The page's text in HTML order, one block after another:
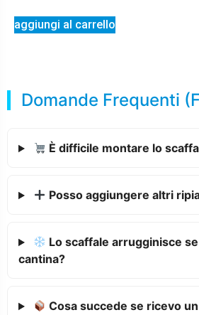
aggiungi al carrello
Domande Frequenti
È difficile montare lo
Posso aggiungere altri
Lo scaffale arrugginisce
cantina?
Cosa succede se ricevo